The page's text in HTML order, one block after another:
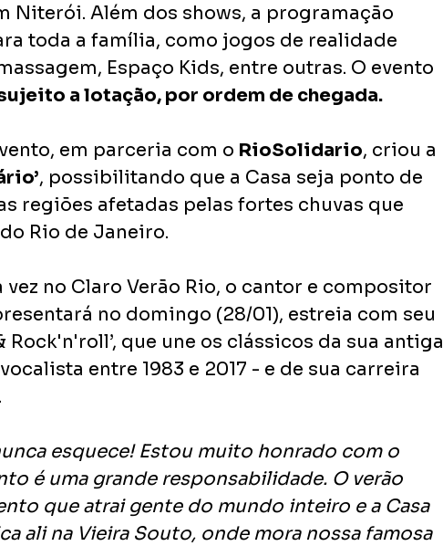
Niterói. Além dos shows, a programação
toda a família, como jogos de realidade
Espaço Kids, entre outras. O evento
a lotação, por ordem de chegada.
em parceria com o RioSolidario, criou a
, possibilitando que a Casa seja ponto de
regiões afetadas pelas fortes chuvas que
Rio de Janeiro.
no Claro Verão Rio, o cantor e compositor
no domingo (28/01), estreia com seu
Rock'n'roll’, que une os clássicos da sua antiga
entre 1983 e 2017 - e de sua carreira
esquece! Estou muito honrado com o
é uma grande responsabilidade. O verão
que atrai gente do mundo inteiro e a Casa
ali na Vieira Souto, onde mora nossa famosa